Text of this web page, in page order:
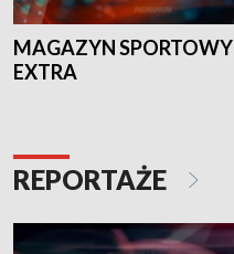
MAGAZYN SPORTOWY
EXTRA
REPORTAŻE